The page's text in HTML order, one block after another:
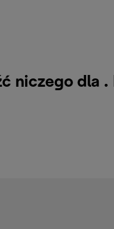
niczego dla